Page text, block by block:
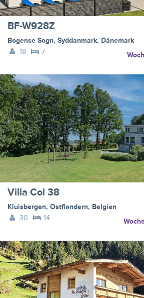
BF-W928Z
Bogense Sogn, Syddanmark, Dänemark
18
7
Villa Col 38
Kluisbergen, Ostflandern, Belgien
30
14